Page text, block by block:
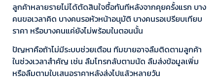
ลูกค้าหลายรายไม่ได้ตัดสินใจซื้อทันทีหลังจากคุยครั้งแรก บาง
คนขอเวลาคิด บางคนรอหัวหน้าอนุมัติ บางคนรอเปรียบเทียบ
ราคา หรือบางคนแค่ยังไม่พร้อมในตอนนั้น
ปัญหาคือถ้าไม่มีระบบช่วยเตือน ทีมขายอาจลืมติดตามลูกค้า
ในช่วงเวลาสำคัญ เช่น ลืมโทรกลับตามนัด ลืมส่งข้อมูลเพิ่ม
หรือลืมตามใบเสนอราคาหลังส่งไปแล้วหลายวัน